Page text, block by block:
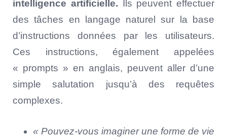
intelligence artificielle. Ils peuvent effectuer
des tâches en langage naturel sur la base
d’instructions données par les utilisateurs.
Ces instructions, également appelées
« prompts » en anglais, peuvent aller d’une
simple salutation jusqu’à des requêtes
complexes.
« Pouvez-vous imaginer une forme de vie